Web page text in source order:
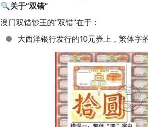
🔍 关于“双错”
澳门双错钞王的“双错”在于：
● 大西洋银行发行的10元券上，繁体字